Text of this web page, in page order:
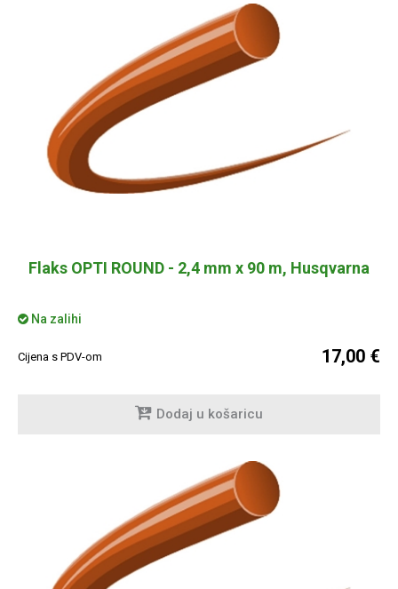
Flaks OPTI ROUND - 2,4 mm x 90 m, Husqvarna
Na zalihi
Cijena s PDV-om 17,00 €
Dodaj u košaricu